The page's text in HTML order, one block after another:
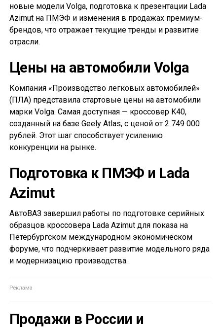
новые модели Volga, подготовка к презентации Lada
Azimut на ПМЭФ и изменения в продажах премиум-
брендов, что отражает текущие тренды и развитие
отрасли.
Цены на автомобили Volga
Компания «Производство легковых автомобилей»
(ПЛА) представила стартовые цены на автомобили
марки Volga. Самая доступная — кроссовер K40,
созданный на базе Geely Atlas, с ценой от 2 749 000
рублей. Этот шаг способствует усилению
конкуренции на рынке.
Подготовка к ПМЭФ и Lada
Azimut
АвтоВАЗ завершил работы по подготовке серийных
образцов кроссовера Lada Azimut для показа на
Петербургском международном экономическом
форуме, что подчеркивает развитие модельного ряда
и модернизацию производства.
Продажи в России и